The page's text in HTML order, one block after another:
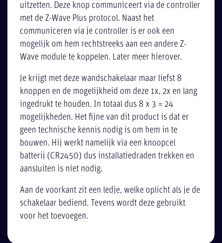
uitzetten. Deze knop communiceert via de controller
met de Z-Wave Plus protocol. Naast het
communiceren via je controller is er ook een
mogelijk om hem rechtstreeks aan een andere Z-
Wave module te koppelen. Later meer hierover.
Je krijgt met deze wandschakelaar maar liefst 8
knoppen en de mogelijkheid om deze 1x, 2x en lang
ingedrukt te houden. In totaal dus 8 x 3 = 24
mogelijkheden. Het fijne van dit product is dat er
geen technische kennis nodig is om hem in te
bouwen. Hij werkt namelijk via een knoopcel
batterij (CR2450) dus installatiedraden trekken en
aansluiten is niet nodig.
Aan de voorkant zit een ledje, welke oplicht als je de
schakelaar bediend. Tevens wordt deze gebruikt
voor het toevoegen.